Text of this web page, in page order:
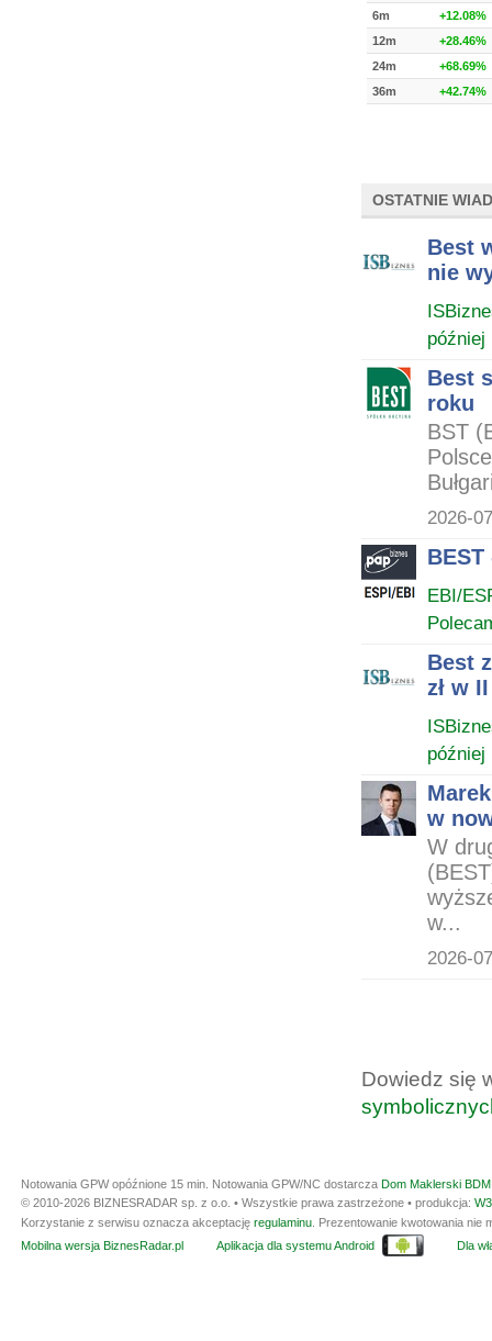
6m
+12.08%
12m
+28.46%
24m
+68.69%
36m
+42.74%
OSTATNIE
Best
nie
później
Best
roku
BST
2026-
EBI/
Best
zł w
później
w
W
w...
2026-
Dowiedz się
Notowania GPW opóźnione 15 min. Notowania GPW/NC dostarcza Dom Maklerski
© 2010-2026 BIZNESRADAR sp. z o.o. • Wszystkie prawa zastrzeżone • produkcja:
Korzystanie z serwisu oznacza akceptację regulaminu. Prezentowanie kwotowania nie
Mobilna wersja BiznesRadar.pl
Aplikacja dla systemu Android Dla